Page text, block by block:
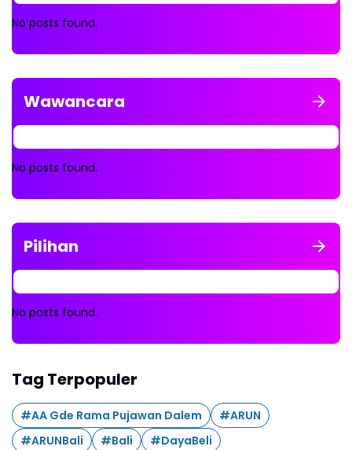
No posts found.
Wawancara
No posts found.
Pilihan
No posts found.
Tag Terpopuler
#AA Gde Rama Pujawan Dalem
#ARUN
#ARUNBali
#Bali #DayaBeli